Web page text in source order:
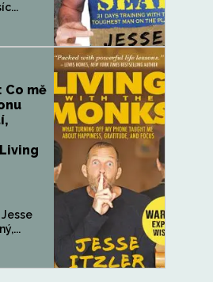
Co mě